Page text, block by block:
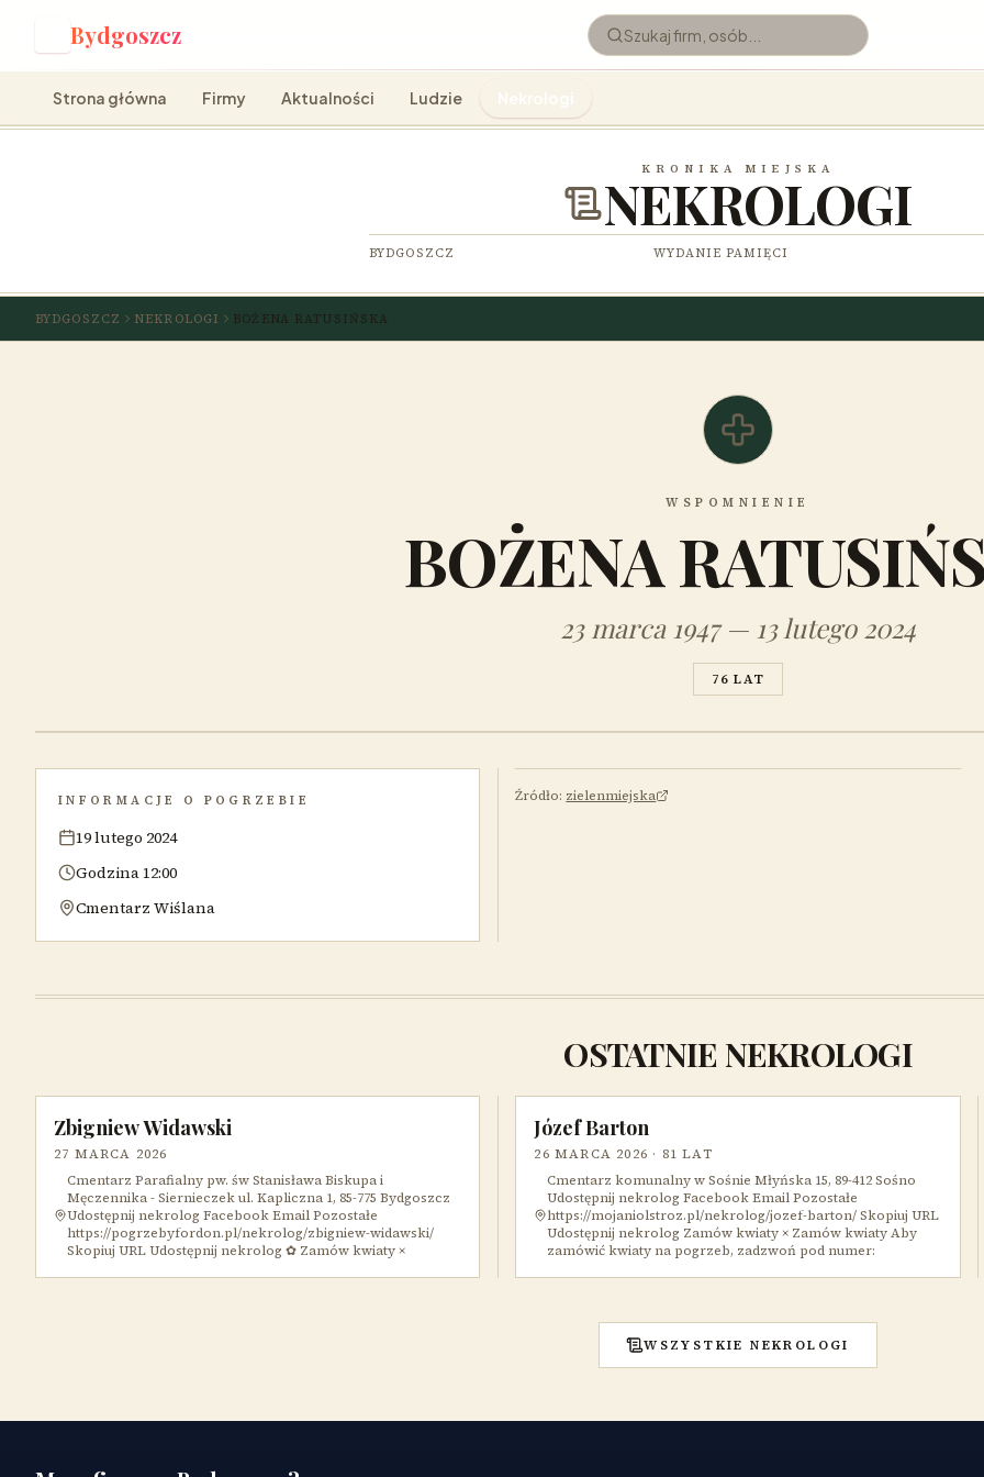
Bydgoszcz
Strona główna Firmy Aktualności Ludzie Nekrologi
KRONIKA MIEJSKA
NEKROLOGI
BYDGOSZCZ WYDANIE PAMIĘCI
BYDGOSZCZ NEKROLOGI BOŻENA RATUSIŃSKA
WSPOMNIENIE
BOŻENA
23 marca 1947 — 13 lutego 2024
76 LAT
INFORMACJE O POGRZEBIE
19 lutego 2024
Godzina 12:00
Cmentarz Wiślana
Źródło: zielenmiejska
OSTATNIE NEKROLOGI
Zbigniew Widawski
27 MARCA 2026
Cmentarz Parafialny pw. św Stanisława Biskupa i
Męczennika - Siernieczek ul. Kapliczna 1, 85-775 Bydgoszcz
Udostępnij nekrolog Facebook Email Pozostałe
https://pogrzebyfordon.pl/nekrolog/zbigniew-widawski/
Skopiuj URL Udostępnij nekrolog ✿ Zamów kwiaty ×
Józef Barton
26 MARCA 2026 · 81 LAT
Cmentarz komunalny w Sośnie Młyńska 15, 89-412 Sośno
Udostępnij nekrolog Facebook Email Pozostałe
https://mojaniolstroz.pl/nekrolog/jozef-barton/ Skopiuj URL
Udostępnij nekrolog Zamów kwiaty × Zamów kwiaty Aby
zamówić kwiaty na pogrzeb, zadzwoń pod numer:
WSZYSTKIE NEKROLOGI